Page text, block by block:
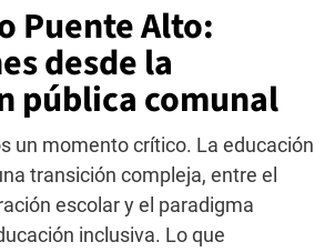
Puente Alto:
desde la
pública comunal
un momento crítico. La educación
transición compleja, entre el
escolar y el paradigma
inclusiva. Lo que